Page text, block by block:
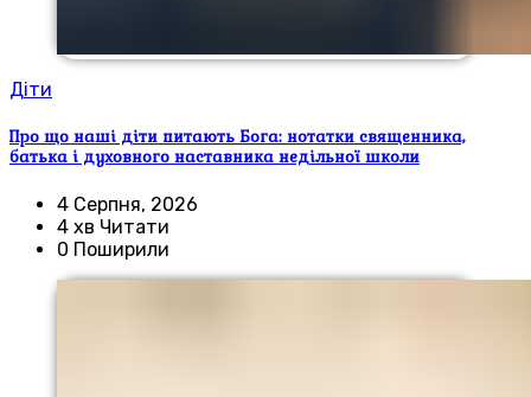
Діти
Про що наші діти питають Бога: нотатки священника,
батька і духовного наставника недільної школи
4 Серпня, 2026
4 хв Читати
0 Поширили